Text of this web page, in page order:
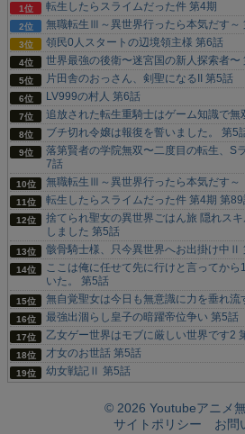
転生したらスライムだった件 第4期
無職転生Ⅲ～異世界行ったら本気だす～
領民0人スタートの辺境領主様 第6話
世界最強の後衛〜迷宮国の新人探索者〜
片田舎のおっさん、剣聖になるII 第5話
LV999の村人 第6話
追放された転生重騎士はゲーム知識で無
ブチ切れ令嬢は報復を誓いました。 第5
落第賢者の学院無双〜二度目の転生、S
7話
無職転生Ⅲ～異世界行ったら本気だす～
転生したらスライムだった件 第4期 第89
捨てられ聖女の異世界ごはん旅 隠れス
しました 第5話
骸骨騎士様、只今異世界へお出掛け中Ⅱ
ここは俺に任せて先に行けと言ってか
いた。 第5話
無自覚聖女は今日も無意識に力を垂れ流
最強出涸らし皇子の暗躍帝位争い 第5話
乙女ゲー世界はモブに厳しい世界です2
才女のお世話 第5話
幼女戦記Ⅱ 第5話
© 2026 Youtubeアニメ
サイトポリシー
お問